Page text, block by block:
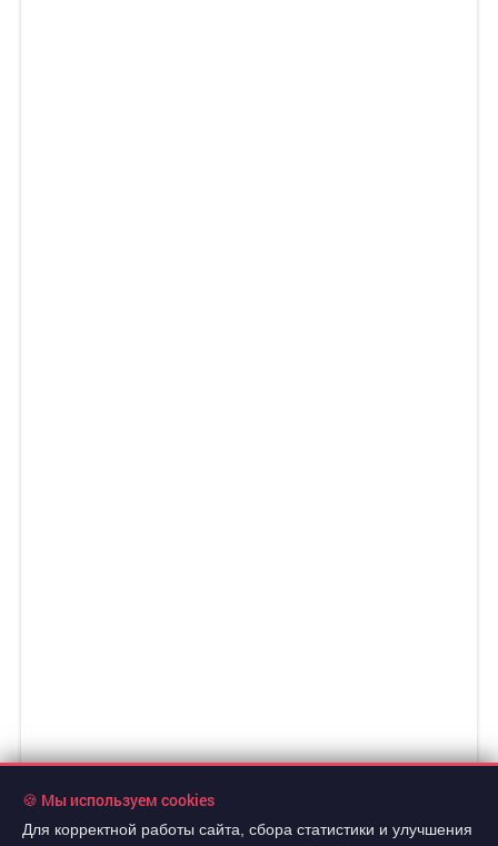
🍪 Мы используем cookies
Для корректной работы сайта, сбора статистики и улучшения